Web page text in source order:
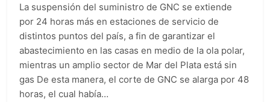
La suspensión del suministro de GNC se extiende
por 24 horas más en estaciones de servicio de
distintos puntos del país, a fin de garantizar el
abastecimiento en las casas en medio de la ola polar,
mientras un amplio sector de Mar del Plata está sin
gas De esta manera, el corte de GNC se alarga por 48
horas, el cual había…